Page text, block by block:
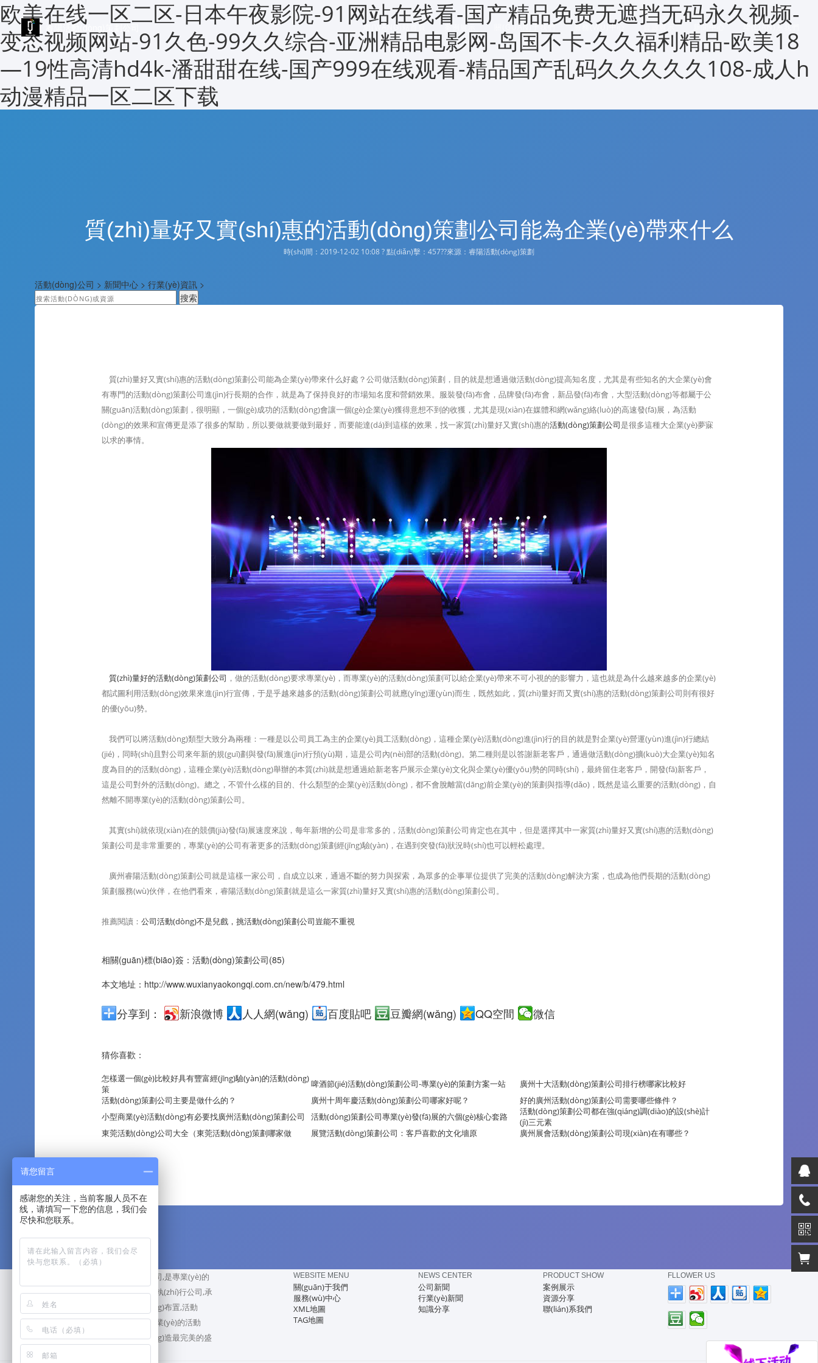
欧美在线一区二区-日本午夜影院-91网站在线看-国产精品免费无遮挡无码永久视频-
变态视频网站-91久色-99久久综合-亚洲精品电影网-岛国不卡-久久福利精品-欧美18
—19性高清hd4k-潘甜甜在线-国产999在线观看-精品国产乱码久久久久久108-成人h
动漫精品一区二区下载
睿陽活動(dòng)策劃公司 網(WǍNG)站首頁 案例展示 關(GUĀN)于我們 服務(WÙ)中心 資源展示 新聞中心 聯(LIÁN)系我們
質(zhì)量好又實(shí)惠的活動(dòng)策劃公司能為企業(yè)帶來什么
時(shí)間：2019-12-02 10:08 ? 點(diǎn)擊： 457??來源：睿陽活動(dòng)策劃
活動(dòng)公司 > 新聞中心 > 行業(yè)資訊 >
質(zhì)量好又實(shí)惠的活動(dòng)策劃公司能為企業(yè)帶來什么好處？公司做活動(dòng)策劃，目的就是想通過做活動(dòng)提高知名度，尤其是有些知名的大企業(yè)會
有專門的活動(dòng)策劃公司進(jìn)行長期的合作，就是為了保持良好的市場知名度和營銷效果。服裝發(fā)布會，品牌發(fā)布會，新品發(fā)布會，大型活動(dòng)等都屬于公
關(guān)活動(dòng)策劃，很明顯，一個(gè)成功的活動(dòng)會讓一個(gè)企業(yè)獲得意想不到的收獲，尤其是現(xiàn)在媒體和網(wǎng)絡(luò)的高速發(fā)展，為活動
(dòng)的效果和宣傳更是添了很多的幫助，所以要做就要做到最好，而要能達(dá)到這樣的效果，找一家質(zhì)量好又實(shí)惠的活動(dòng)策劃公司是很多這種大企業(yè)夢寐
以求的事情。
質(zhì)量好的活動(dòng)策劃公司 ，做的活動(dòng)要求專業(yè)，而專業(yè)的活動(dòng)策劃可以給企業(yè)帶來不可小視的的影響力，這也就是為什么越來越多的企業(yè)
都試圖利用活動(dòng)效果來進(jìn)行宣傳，于是乎越來越多的活動(dòng)策劃公司就應(yīng)運(yùn)而生，既然如此，質(zhì)量好而又實(shí)惠的活動(dòng)策劃公司則有很好
的優(yōu)勢。
我們可以將活動(dòng)類型大致分為兩種：一種是以公司員工為主的企業(yè)員工活動(dòng)，這種企業(yè)活動(dòng)進(jìn)行的目的就是對企業(yè)營運(yùn)進(jìn)行總結
(jié)，同時(shí)且對公司來年新的規(guī)劃與發(fā)展進(jìn)行預(yù)期，這是公司內(nèi)部的活動(dòng)。第二種則是以答謝新老客戶，通過做活動(dòng)擴(kuò)大企業(yè)知名
度為目的的活動(dòng)，這種企業(yè)活動(dòng)舉辦的本質(zhì)就是想通過給新老客戶展示企業(yè)文化與企業(yè)優(yōu)勢的同時(shí)，最終留住老客戶，開發(fā)新客戶，
這是公司對外的活動(dòng)。總之，不管什么樣的目的、什么類型的企業(yè)活動(dòng)，都不會脫離當(dāng)前企業(yè)的策劃與指導(dǎo)，既然是這么重要的活動(dòng)，自
然離不開專業(yè)的活動(dòng)策劃公司。
其實(shí)就依現(xiàn)在的競價(jià)發(fā)展速度來說，每年新增的公司是非常多的，活動(dòng)策劃公司肯定也在其中，但是選擇其中一家質(zhì)量好又實(shí)惠的活動(dòng)
策劃公司是非常重要的，專業(yè)的公司有著更多的活動(dòng)策劃經(jīng)驗(yàn)，在遇到突發(fā)狀況時(shí)也可以輕松處理。
廣州睿陽活動(dòng)策劃公司就是這樣一家公司，自成立以來，通過不斷的努力與探索，為眾多的企事單位提供了完美的活動(dòng)解決方案，也成為他們長期的活動(dòng)
策劃服務(wù)伙伴，在他們看來，睿陽活動(dòng)策劃就是這么一家質(zhì)量好又實(shí)惠的活動(dòng)策劃公司。
推薦閱讀： 公司活動(dòng)不是兒戲，挑活動(dòng)策劃公司豈能不重視
相關(guān)標(biāo)簽： 活動(dòng)策劃公司(85)
本文地址： http://www.wuxianyaokongqi.com.cn/new/b/479.html
分享到： 新浪微博 人人網(wǎng) 百度貼吧 豆瓣網(wǎng) QQ空間 微信
猜你喜歡：
怎樣選一個(gè)比較好具有豐富經(jīng)驗(yàn)的活動(dòng)
策
啤酒節(jié)活動(dòng)策劃公司-專業(yè)的策劃方案一站
廣州十大活動(dòng)策劃公司排行榜哪家比較好
活動(dòng)策劃公司主要是做什么的？
廣州十周年慶活動(dòng)策劃公司哪家好呢？
好的廣州活動(dòng)策劃公司需要哪些條件？
小型商業(yè)活動(dòng)有必要找廣州活動(dòng)策劃公司
活動(dòng)策劃公司專業(yè)發(fā)展的六個(gè)核心套路
活動(dòng)策劃公司都在強(qiáng)調(diào)的設(shè)計
(jì)三元素
東莞活動(dòng)公司大全（東莞活動(dòng)策劃哪家做
展覽活動(dòng)策劃公司：客戶喜歡的文化墻原 廣州展會活動(dòng)策劃公司現(xiàn)在有哪些？
廣州睿陽廣告活動(dòng)策劃公司,是專業(yè)的
公關(guān)活動(dòng)策劃公司,執(zhí)行公司,承
接各類活動(dòng)策劃,活動(dòng)布置,活動
(dòng)執(zhí)行等服務(wù),用專業(yè)的活動
(dòng)策劃手段,給客戶創(chuàng)造最完美的盛
典！
WEBSITE MENU
關(guān)于我們
服務(wù)中心
XML地圖
TAG地圖
NEWS CENTER
公司新聞
行業(yè)新聞
知識分享
PRODUCT SHOW
案例展示
資源分享
聯(lián)系我們
FLLOWER US
请您留言
感谢您的关注，当前客服人员不在
线，请填写一下您的信息，我们会
尽快和您联系。